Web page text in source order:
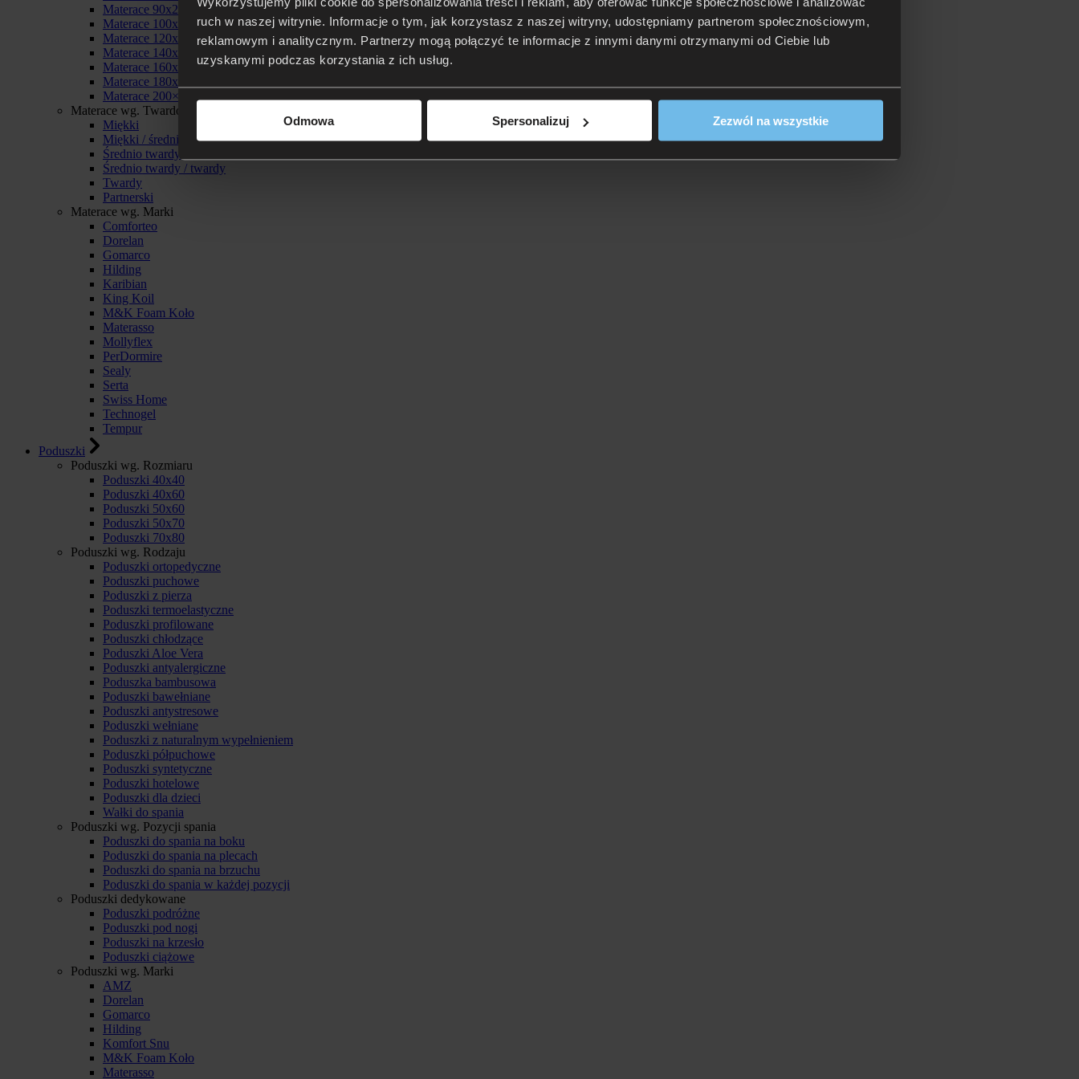
ruch w naszej witrynie. Informacje o tym, jak korzystasz z naszej witryny, udostępniamy partnerom społecznościowym,
reklamowym i analitycznym. Partnerzy mogą połączyć te informacje z innymi danymi otrzymanymi od Ciebie lub
uzyskanymi podczas korzystania z ich usług.
Odmowa Spersonalizuj Zezwól na wszystkie
Materace 90x200
Materace 100x200
Materace 120x200
Materace 140x200
Materace 160x200
Materace 180x200
Materace 200×200
Materace wg. Twardości
Miękki
Miękki / średnio twardy
Średnio twardy
Średnio twardy / twardy
Twardy
Partnerski
Materace wg. Marki
Comforteo
Dorelan
Gomarco
Hilding
Karibian
King Koil
M&K Foam Koło
Materasso
Mollyflex
PerDormire
Sealy
Serta
Swiss Home
Technogel
Tempur
Poduszki
Poduszki wg. Rozmiaru
Poduszki 40x40
Poduszki 40x60
Poduszki 50x60
Poduszki 50x70
Poduszki 70x80
Poduszki wg. Rodzaju
Poduszki ortopedyczne
Poduszki puchowe
Poduszki z pierza
Poduszki termoelastyczne
Poduszki profilowane
Poduszki chłodzące
Poduszki Aloe Vera
Poduszki antyalergiczne
Poduszka bambusowa
Poduszki bawełniane
Poduszki antystresowe
Poduszki wełniane
Poduszki z naturalnym wypełnieniem
Poduszki półpuchowe
Poduszki syntetyczne
Poduszki hotelowe
Poduszki dla dzieci
Wałki do spania
Poduszki wg. Pozycji spania
Poduszki do spania na boku
Poduszki do spania na plecach
Poduszki do spania na brzuchu
Poduszki do spania w każdej pozycji
Poduszki dedykowane
Poduszki podróżne
Poduszki pod nogi
Poduszki na krzesło
Poduszki ciążowe
Poduszki wg. Marki
AMZ
Dorelan
Gomarco
Hilding
Komfort Snu
M&K Foam Koło
Materasso